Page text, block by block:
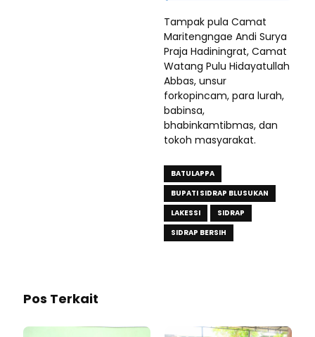
Tampak pula Camat
Maritengngae Andi Surya
Praja Hadiningrat, Camat
Watang Pulu Hidayatullah
Abbas, unsur
forkopincam, para lurah,
babinsa,
bhabinkamtibmas, dan
tokoh masyarakat.
BATULAPPA
BUPATI SIDRAP BLUSUKAN
LAKESSI
SIDRAP
SIDRAP BERSIH
Pos Terkait